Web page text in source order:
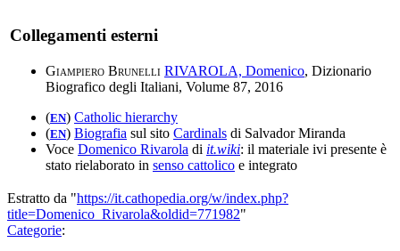
Collegamenti esterni
Giampiero Brunelli RIVAROLA, Domenico, Dizionario
Biografico degli Italiani, Volume 87, 2016
(EN) Catholic hierarchy
(EN) Biografia sul sito Cardinals di Salvador Miranda
Voce Domenico Rivarola di it.wiki: il materiale ivi presente è
stato rielaborato in senso cattolico e integrato
Estratto da "https://it.cathopedia.org/w/index.php?
title=Domenico_Rivarola&oldid=771982"
Categorie: